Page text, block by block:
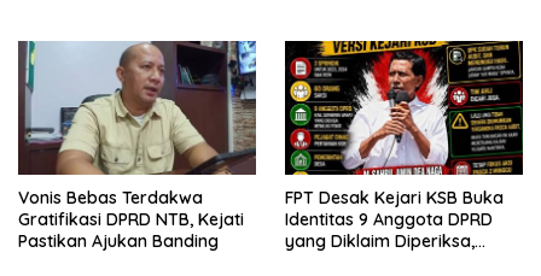
Vonis Bebas Terdakwa
Gratifikasi DPRD NTB, Kejati
Pastikan Ajukan Banding
FPT Desak Kejari KSB Buka
Identitas 9 Anggota DPRD
yang Diklaim Diperiksa,